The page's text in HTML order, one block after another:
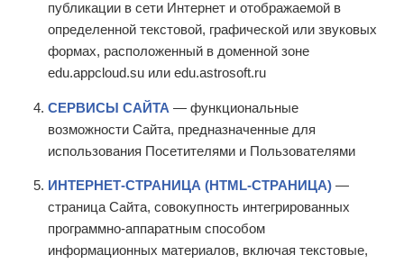
публикации в сети Интернет и отображаемой в
определенной текстовой, графической или звуковых
формах, расположенный в доменной зоне
edu.appcloud.su или edu.astrosoft.ru
СЕРВИСЫ САЙТА — функциональные
возможности Сайта, предназначенные для
использования Посетителями и Пользователями
ИНТЕРНЕТ-СТРАНИЦА (HTML-СТРАНИЦА) —
страница Сайта, совокупность интегрированных
программно-аппаратным способом
информационных материалов, включая текстовые,